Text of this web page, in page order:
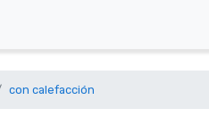
con calefacción